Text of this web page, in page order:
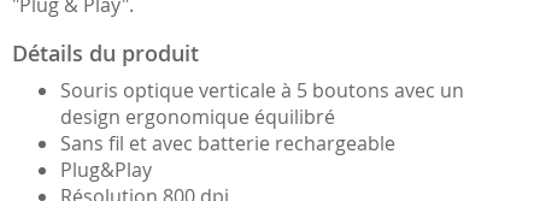
Détails du produit
Souris optique verticale à 5 boutons avec un
design ergonomique équilibré
Sans fil et avec batterie rechargeable
Plug&Play